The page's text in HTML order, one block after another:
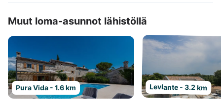
Muut loma-asunnot lähistöllä
Pura Vida - 1.6 km Levlante - 3.2 km